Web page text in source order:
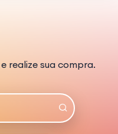
realize sua compra.